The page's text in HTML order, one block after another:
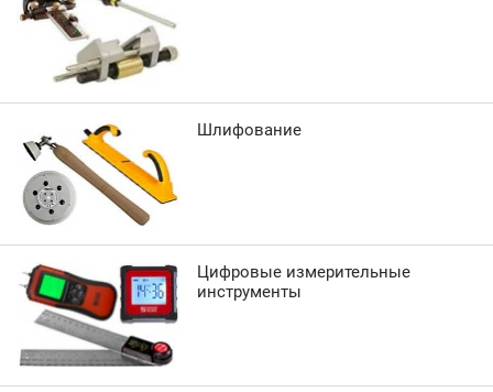
Шлифование
Цифровые измерительные
инструменты